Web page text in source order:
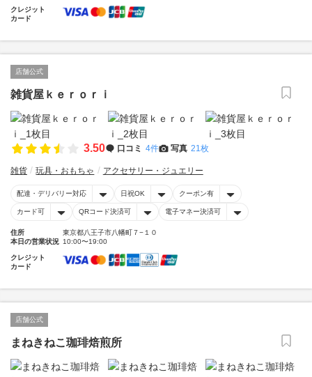
クレジット
カード
店舗公式
雑貨屋ｋｅｒｏｒｉ
3.50 口コミ 4件 写真 21枚
雑貨 玩具・おもちゃ アクセサリー・ジュエリー
配達・デリバリー対応 日祝OK クーポン有
カード可 QRコード決済可 電子マネー決済可
住所
東京都八王子市八幡町７−１０
本日の営業状況 10:00〜19:00
クレジット
カード
店舗公式
まねきねこ珈琲焙煎所